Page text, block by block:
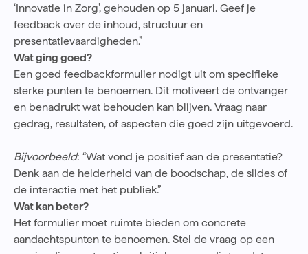
‘Innovatie in Zorg’, gehouden op 5 januari. Geef je
feedback over de inhoud, structuur en
presentatievaardigheden.”
Wat ging goed?
Een goed feedbackformulier nodigt uit om specifieke
sterke punten te benoemen. Dit motiveert de ontvanger
en benadrukt wat behouden kan blijven. Vraag naar
gedrag, resultaten, of aspecten die goed zijn uitgevoerd.
Bijvoorbeeld: “Wat vond je positief aan de presentatie?
Denk aan de helderheid van de boodschap, de slides of
de interactie met het publiek.”
Wat kan beter?
Het formulier moet ruimte bieden om concrete
aandachtspunten te benoemen. Stel de vraag op een